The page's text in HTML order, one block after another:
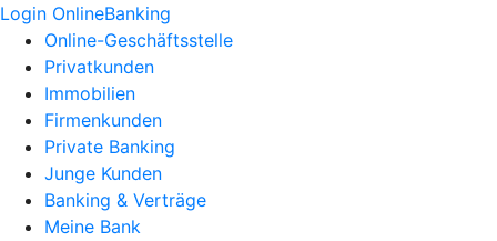
Login OnlineBanking
Online-Geschäftsstelle
Privatkunden
Immobilien
Firmenkunden
Private Banking
Junge Kunden
Banking & Verträge
Meine Bank